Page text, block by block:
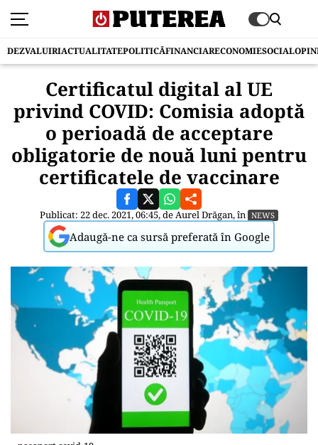
DEZVALUIRIACTUALITATEPOLITICĂFINANCIARECONOMIESOCIAL
Certificatul digital al UE
privind COVID: Comisia adoptă
o perioadă de acceptare
obligatorie de nouă luni pentru
certificatele de vaccinare
Publicat: 22 dec. 2021, 06:45, deAurel Drăgan, în NEWS
Adaugă-ne ca sursă preferată în Google